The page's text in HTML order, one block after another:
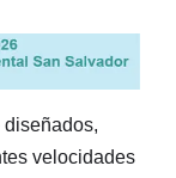
velocidades